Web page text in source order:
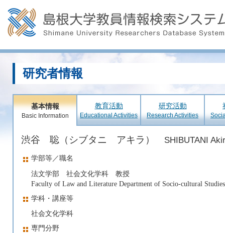
研究者情報
基本情報
Basic Information
教育活動
Educational Activities
研究活動
Research Activities
渋谷 聡（シブタニ アキラ） SHIBUTANI
学部等／職名
法文学部 社会文化学科 教授
Faculty of Law and Literature Department of Socio-cultural Studies
学科・講座等
社会文化学科
専門分野